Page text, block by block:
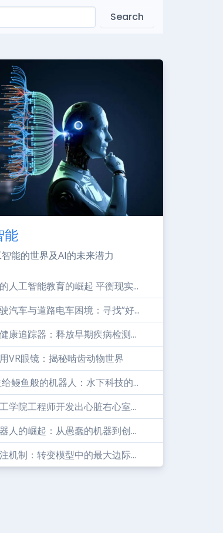
Search
能
能的世界及AI的未来潜力
人工智能教育的崛起 平衡现实...
汽车与道路电车困境：寻找“好...
康追踪器：释放早期疾病检测...
VR眼镜：揭秘啮齿动物世界
鳗鱼般的机器人：水下科技的...
学院工程师开发出心脏右心室...
人的崛起：从愚蠢的机器到创...
机制：转变模型中的最大边际...